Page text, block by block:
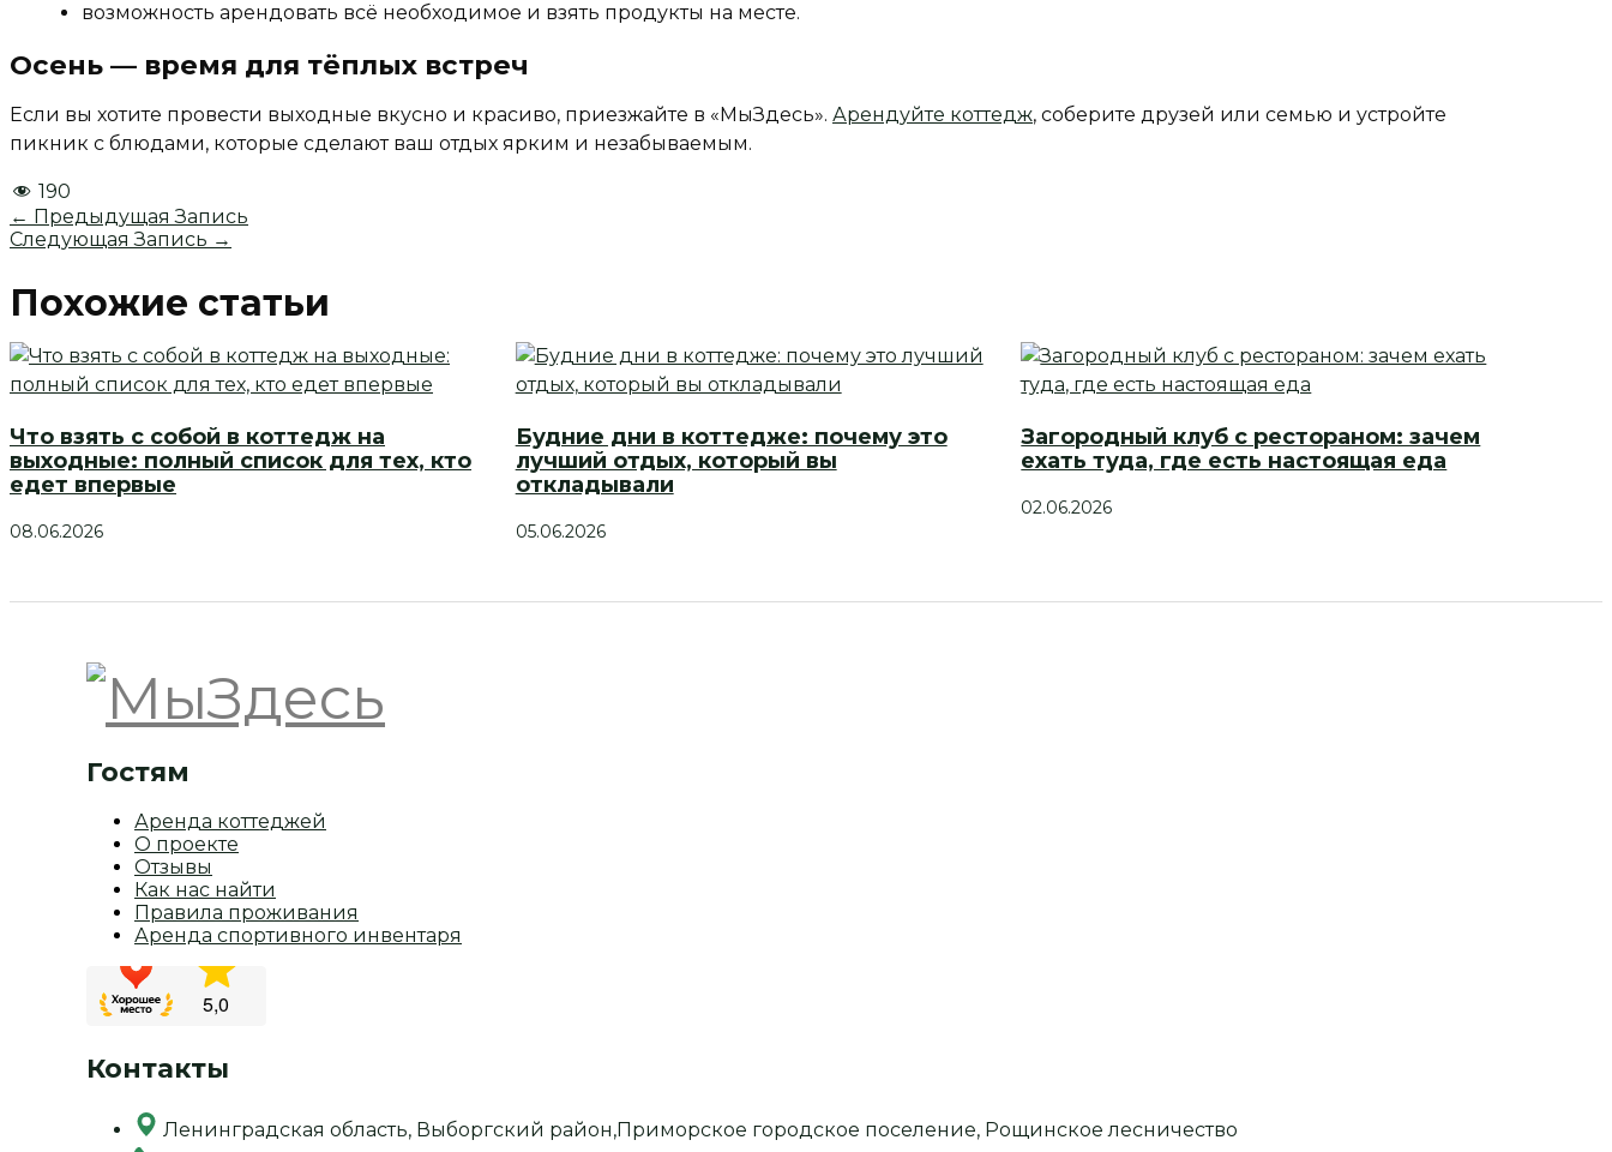
возможность арендовать всё необходимое и взять продукты на месте.
Осень — время для тёплых встреч
Если вы хотите провести выходные вкусно и красиво, приезжайте в «МыЗдесь». Арендуйте коттедж, соберите друзей или семью и устройте
пикник с блюдами, которые сделают ваш отдых ярким и незабываемым.
190
← Предыдущая Запись
Следующая Запись →
Похожие статьи
Что взять с собой в коттедж на
выходные: полный список для тех, кто
едет впервые
08.06.2026
Будние дни в коттедже: почему это
лучший отдых, который вы
откладывали
05.06.2026
Загородный клуб с рестораном: зачем
ехать туда, где есть настоящая еда
02.06.2026
Гостям
Аренда коттеджей
О проекте
Отзывы
Как нас найти
Правила проживания
Аренда спортивного инвентаря
Контакты
Ленинградская область, Выборгский район,Приморское городское поселение, Рощинское лесничество